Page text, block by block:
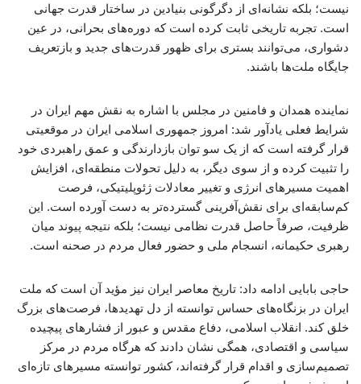
نیست؛ بلکه نشانه‌ای از دگرگونی بنیادین در ساختار قدرت جهانی
است. تجربه تاریخی ثابت کرده است که دوره‌های بحرانی، در عین
دشواری، می‌توانند بستری برای ظهور قدرت‌های جدید و بازتعریف
جایگاه ملت‌ها باشند.
نماینده همدان و فامنین در مجلس با اشاره به نقش مهم ایران در
شرایط فعلی یادآور شد: امروز جمهوری اسلامی ایران در موقعیتی
قرار گرفته است که از یک سو توان بازدارندگی و عمق راهبردی خود
را تثبیت کرده و از سوی دیگر، به دلیل تحولات منطقه‌ای، افزایش
اهمیت مسیرهای انرژی و تغییر معادلات ژئوپلیتیکی، فرصت
کم‌سابقه‌ای برای نقش‌آفرینی گسترده‌تر به دست آورده است. این
ظرفیت، صرفاً حاصل قدرت نظامی نیست؛ بلکه نتیجه پیوند میان
رهبری حکیمانه، انسجام ملی و حضور فعال مردم در صحنه است.
حاجی بابایی ادامه داد: تاریخ معاصر ایران نیز مؤید آن است که ملت
ایران در بزنگاه‌های حساس توانسته از دل تهدیدها، فرصت‌های بزرگ
خلق کند. انقلاب اسلامی، دفاع مقدس و عبور از فشارهای پیچیده
سیاسی و اقتصادی، همگی نشان دادند که هرگاه مردم در مرکز
تصمیم‌سازی و اقدام قرار گرفته‌اند، کشور توانسته مسیرهای تازه‌ای